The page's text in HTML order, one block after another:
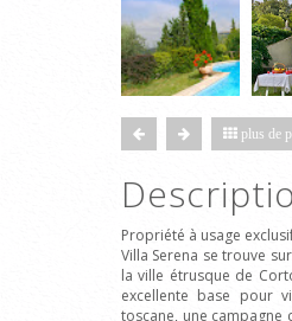
plus de
Propriété à usage
Villa Serena se trouve
la ville étrusque de
excellente base pour
toscane, une campagne